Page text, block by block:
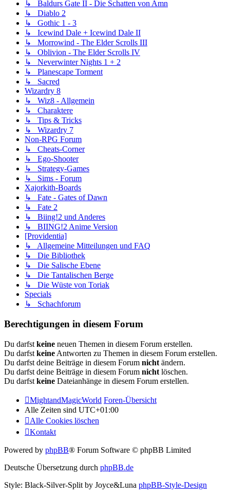
↳ Baldurs Gate II - Die Schatten von Amn
↳ Diablo 2
↳ Gothic 1 - 3
↳ Icewind Dale + Icewind Dale II
↳ Morrowind - The Elder Scrolls III
↳ Oblivion - The Elder Scrolls IV
↳ Neverwinter Nights 1 + 2
↳ Planescape Torment
↳ Sacred
Wizardry 8
↳ Wiz8 - Allgemein
↳ Charaktere
↳ Tips & Tricks
↳ Wizardry 7
Non-RPG Forum
↳ Cheats-Corner
↳ Ego-Shooter
↳ Strategy-Games
↳ Sims - Forum
Xajorkith-Boards
↳ Fate - Gates of Dawn
↳ Fate 2
↳ Biing!2 und Anderes
↳ BIING!2 Anime Version
[Providentia]
↳ Allgemeine Mitteilungen und FAQ
↳ Die Bibliothek
↳ Die Salische Ebene
↳ Die Tantalischen Berge
↳ Die Wüste von Toriak
Specials
↳ Schachforum
Berechtigungen in diesem Forum
Du darfst keine neuen Themen in diesem Forum erstellen.
Du darfst keine Antworten zu Themen in diesem Forum erstellen.
Du darfst deine Beiträge in diesem Forum nicht ändern.
Du darfst deine Beiträge in diesem Forum nicht löschen.
Du darfst keine Dateianhänge in diesem Forum erstellen.
MightandMagicWorld Foren-Übersicht
Alle Zeiten sind UTC+01:00
Alle Cookies löschen
Kontakt
Powered by phpBB® Forum Software © phpBB Limited
Deutsche Übersetzung durch phpBB.de
Style: Black-Silver-Split by Joyce&Luna phpBB-Style-Design